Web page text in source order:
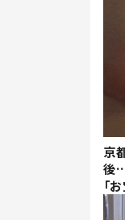
京
後
「